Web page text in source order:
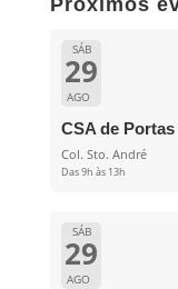
Próximos
SÁB
29
AGO
CSA de
Col. Sto. André
Das 9h às 13h
SÁB
29
AGO